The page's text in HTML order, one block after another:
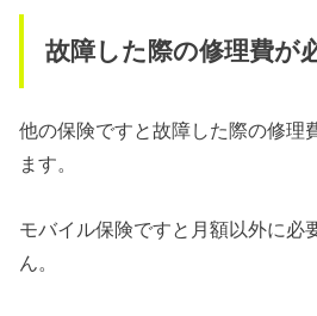
故障した際の修理費が
他の保険ですと故障した際の修理
ます。
モバイル保険ですと月額以外に必
ん。